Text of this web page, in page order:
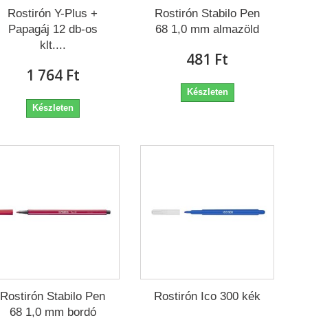
Rostirón Y-Plus +
Papagáj 12 db-os
klt....
1 764 Ft‎
Készleten
Rostirón Stabilo Pen
68 1,0 mm almazöld
481 Ft‎
Készleten
Rostirón Stabilo Pen
68 1,0 mm bordó
Rostirón Ico 300 kék